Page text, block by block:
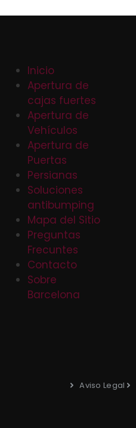
Inicio
Apertura de
cajas fuertes
Apertura de
Vehículos
Apertura de
Puertas
Persianas
Soluciones
antibumping
Mapa del Sitio
Preguntas
Frecuntes
Contacto
Sobre
Barcelona
Aviso Legal